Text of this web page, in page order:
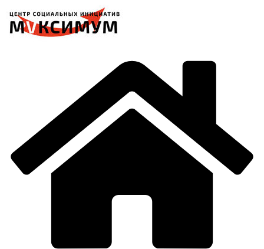
содержимому